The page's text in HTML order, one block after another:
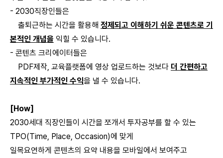
- 2030직장인들은
출퇴근하는 시간을 활용해 정제되고 이해하기 쉬운 콘텐츠로 기
본적인 개념을 익힐 수 있습니다.
- 콘텐츠 크리에이터들은
PDF제작, 교육플랫폼에 영상 업로드하는 것보다 더 간편하고
지속적인 부가적인 수익을 낼 수 있습니다.
[How]
2030세대 직장인들이 시간을 쪼개서 투자공부를 할 수 있는
TPO(Time, Place, Occasion)에 맞게
일목요연하게 콘텐츠의 요약 내용을 모바일에서 보여주고